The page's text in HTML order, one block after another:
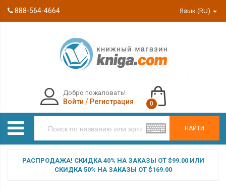
888-564-4664 Язык (RU)
НАЙТИ
Добро пожаловать!
Войти / Регистрация 0
РАСПРОДАЖА! СКИДКА 40% НА ЗАКАЗЫ ОТ $99.00 ИЛИ
СКИДКА 50% НА ЗАКАЗЫ ОТ $169.00